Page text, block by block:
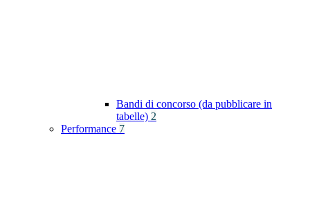
Bandi di concorso (da pubblicare in
tabelle) 2
Performance 7